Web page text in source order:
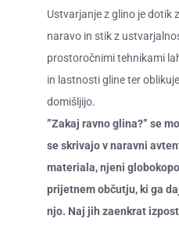
Ustvarjanje z glino je dotik
naravo in stik z
prostoročnimi tehnikami
in lastnosti gline ter
domišljijo. ​
​​”Zakaj ravno glina?” se
se skrivajo v naravni
materiala, njeni
prijetnem občutju, ki ga
njo. Naj jih zaenkrat